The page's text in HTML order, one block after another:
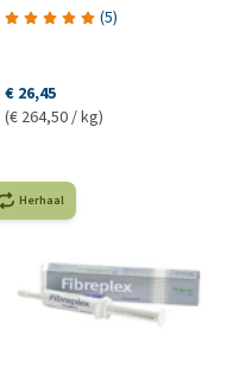
(5)
€ 26,45
(€ 264,50 / kg)
Herhaal